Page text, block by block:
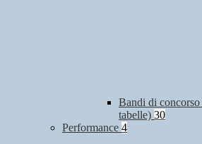
Bandi di
tabelle) 30
Performance 4